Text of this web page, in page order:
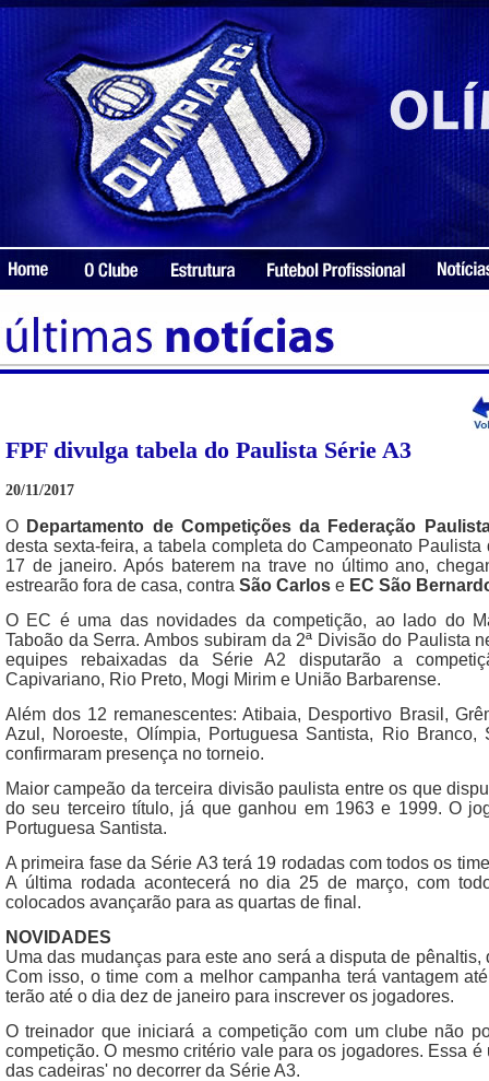
FPF divulga tabela do Paulista Série A3
20/11/2017
O Departamento de Competições da Federação
desta sexta-feira, a tabela completa do Campeonato
17 de janeiro. Após baterem na trave no último ano,
estrearão fora de casa, contra São Carlos e EC São
O EC é uma das novidades da competição, ao lado do
Taboão da Serra. Ambos subiram da 2ª Divisão do Paulista
equipes rebaixadas da Série A2 disputarão a
Capivariano, Rio Preto, Mogi Mirim e União Barbarense.
Além dos 12 remanescentes: Atibaia, Desportivo Brasil,
Azul, Noroeste, Olímpia, Portuguesa Santista, Rio
confirmaram presença no torneio.
Maior campeão da terceira divisão paulista entre os que
do seu terceiro título, já que ganhou em 1963 e 1999. O
Portuguesa Santista.
A primeira fase da Série A3 terá 19 rodadas com todos os
A última rodada acontecerá no dia 25 de março, com
colocados avançarão para as quartas de final.
NOVIDADES
Uma das mudanças para este ano será a disputa de
Com isso, o time com a melhor campanha terá vantagem
terão até o dia dez de janeiro para inscrever os jogadores.
O treinador que iniciará a competição com um clube não
competição. O mesmo critério vale para os jogadores. Essa
das cadeiras' no decorrer da Série A3.